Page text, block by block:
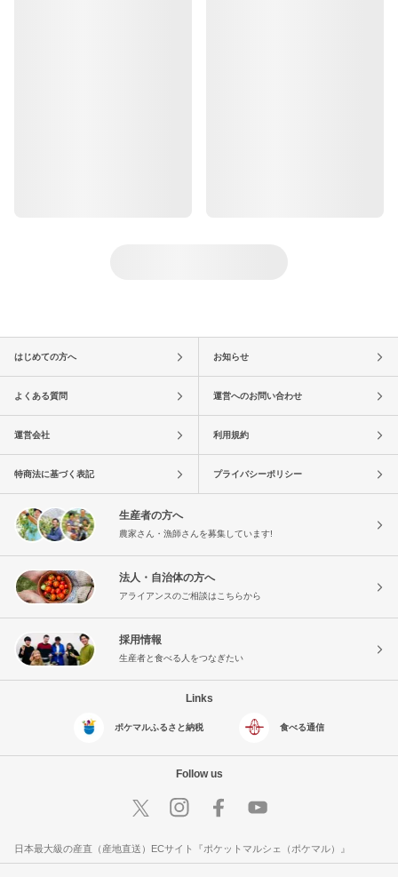
はじめての方へ お知らせ
よくある質問 運営へのお問い合わせ
運営会社 利用規約
特商法に基づく表記 プライバシーポリシー
生産者の方へ
農家さん・漁師さんを募集しています!
法人・自治体の方へ
アライアンスのご相談はこちらから
採用情報
生産者と食べる人をつなぎたい
Links
ポケマルふるさと納税 食べる通信
Follow us
日本最大級の産直（産地直送）ECサイト『ポケットマルシェ（ポケマル）』